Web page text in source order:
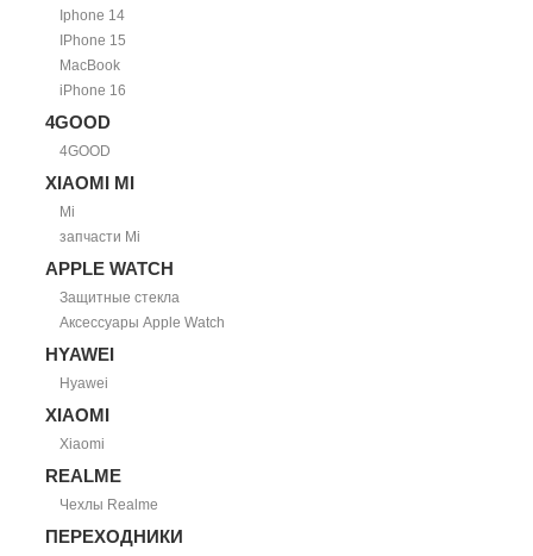
Iphone 14
IPhone 15
MacBook
iPhone 16
4GOOD
4GOOD
XIAOMI MI
Mi
запчасти Mi
APPLE WATCH
Защитные стекла
Аксессуары Apple Watch
HYAWEI
Hyawei
XIAOMI
Xiaomi
REALME
Чехлы Realme
ПЕРЕХОДНИКИ